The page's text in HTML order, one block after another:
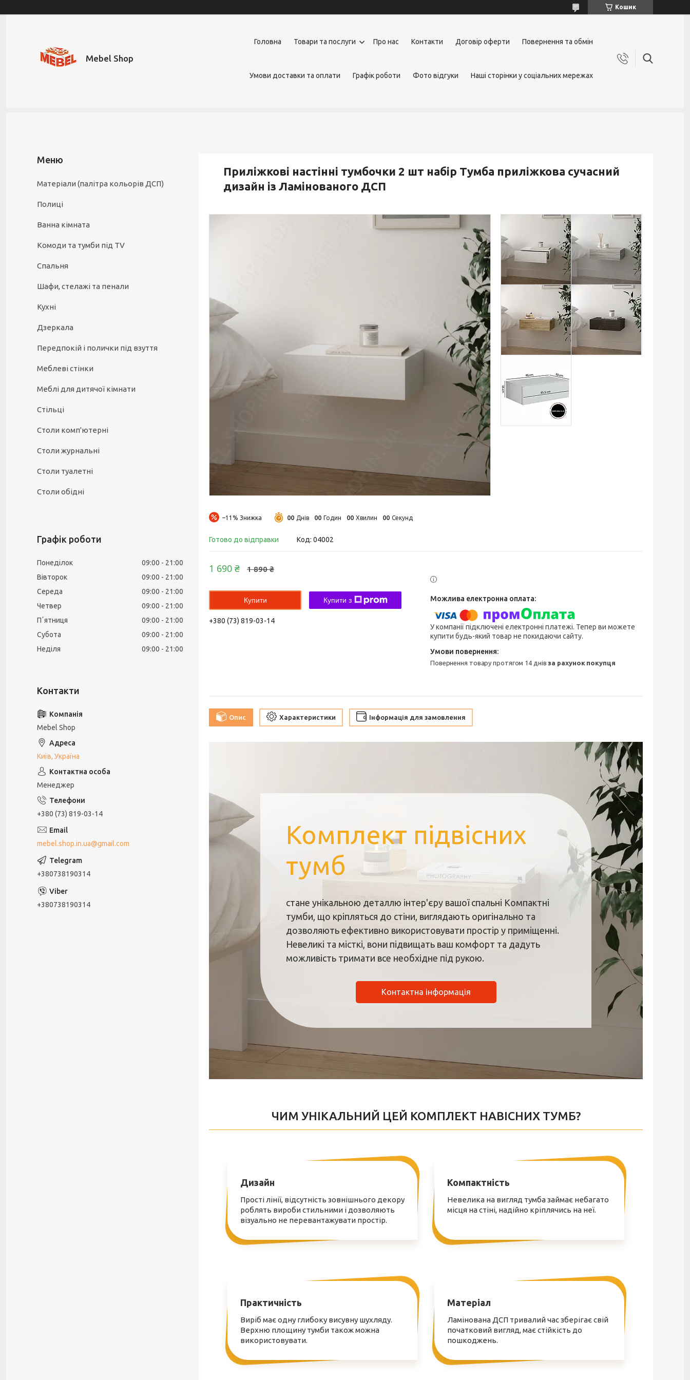
Кошик
Mebel Shop
Головна Товари та послуги Про нас Контакти Договір оферти Повернення та обмін
Умови доставки та оплати Графік роботи Фото відгуки Наші сторінки у соціальних мережах
Приліжкові настінні тумбочки 2 шт набір Тумба приліжкова сучасний
дизайн із Ламінованого ДСП
–11% 00 Днів 00 Годин 00 Хвилин 00 Секунд
Готово до відправки Код: 04002
1 890 ₴
1 690 ₴
Купити Купити з
+380 (73) 819-03-14
У компанії підключені електронні платежі. Тепер ви можете
купити будь-який товар не покидаючи сайту.
повернення товару протягом 14 днівза рахунок покупця
Опис Характеристики Інформація для замовлення
Комплект підвісних
тумб
стане унікальною деталлю інтер'єру вашої спальні Компактні
тумби, що кріпляться до стіни, виглядають оригінально та
дозволяють ефективно використовувати простір у приміщенні.
Невеликі та місткі, вони підвищать ваш комфорт та дадуть
можливість тримати все необхідне під рукою.
Контактна інформація
ЧИМ УНІКАЛЬНИЙ ЦЕЙ КОМПЛЕКТ НАВІСНИХ ТУМБ?
Дизайн
Прості лінії, відсутність зовнішнього декору
роблять вироби стильними і дозволяють
візуально не перевантажувати простір.
Компактність
Невелика на вигляд тумба займає небагато
місця на стіні, надійно кріплячись на неї.
Практичність
Виріб має одну глибоку висувну шухляду.
Верхню площину тумби також можна
використовувати.
Матеріал
Ламінована ДСП тривалий час зберігає свій
початковий вигляд, має стійкість до
пошкоджень.
Матеріали (палітра кольорів ДСП)
Полиці
Ванна кімната
Комоди та тумби під TV
Спальня
Шафи, стелажі та пенали
Кухні
Дзеркала
Передпокій і полички під взуття
Меблеві стінки
Меблі для дитячої кімнати
Стільці
Столи комп'ютерні
Столи журнальні
Столи туалетні
Столи обідні
Графік роботи
Понеділок 09:00
21:00
Вівторок
09:00
21:00
Середа
09:00
21:00
Четвер
09:00
21:00
Пʼятниця
09:00
21:00
Субота
09:00
21:00
Неділя
09:00 21:00
Mebel Shop
Київ, Україна
Менеджер
+380 (73) 819-03-14
mebel.shop.in.ua@gmail.com
+380738190314
+380738190314